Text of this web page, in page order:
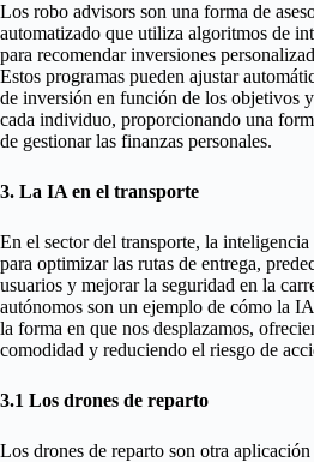
Los robo advisors son una forma de
automatizado que utiliza algoritmos de
para recomendar inversiones
Estos programas pueden ajustar
de inversión en función de los objetivos
cada individuo, proporcionando una
de gestionar las finanzas personales.
3. La IA en el transporte
En el sector del transporte, la
para optimizar las rutas de entrega,
usuarios y mejorar la seguridad en la
autónomos son un ejemplo de cómo la
la forma en que nos desplazamos,
comodidad y reduciendo el riesgo de
3.1 Los drones de reparto
Los drones de reparto son otra